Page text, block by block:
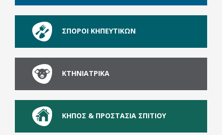
ΣΠΟΡΟΙ ΚΗΠΕΥΤΙΚΩΝ
ΚΤΗΝΙΑΤΡΙΚΑ
ΚΗΠΟΣ & ΠΡΟΣΤΑΣΙΑ ΣΠΙΤΙΟΥ